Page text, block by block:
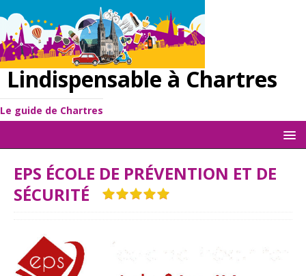
Lindispensable à Chartres
Le guide de Chartres
EPS ÉCOLE DE PRÉVENTION ET DE
SÉCURITÉ